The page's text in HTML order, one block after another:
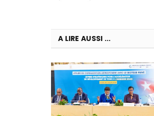
A LIRE AUSSI ...